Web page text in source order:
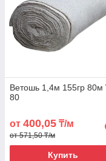
Ветошь 1,4м 155гр 80м
80
от 400,05 ₸/м
от 571,50 ₸/м
Купить